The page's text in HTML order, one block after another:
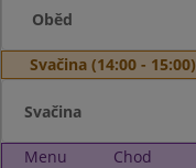
Oběd
Svačina (14:00 - 15:00)
Svačina
Menu Chod